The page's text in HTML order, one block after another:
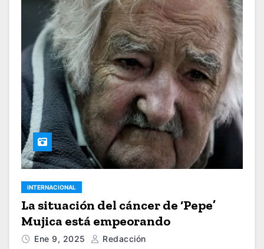
INTERNACIONAL
La situación del cáncer de ‘Pepe’
Mujica está empeorando
Ene 9, 2025 Redacción